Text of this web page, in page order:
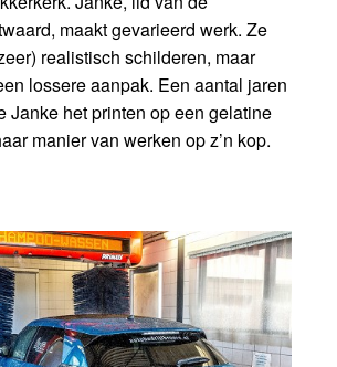
maakt gevarieerd werk. Ze
realistisch schilderen, maar
lossere aanpak. Een aantal jaren
Janke het printen op een gelatine
manier van werken op z’n kop.